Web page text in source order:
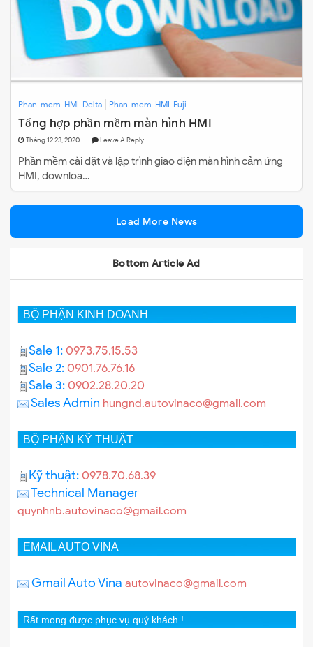
Phan-mem-HMI-Delta Phan-mem-HMI-Fuji
Tổng hợp phần mềm màn hình HMI
Tháng 12 23, 2020 Leave A Reply
Phần mềm cài đặt và lập trình giao diện màn hình cảm ứng
HMI, downloa…
Load More News
Bottom Article Ad
BỘ PHẬN KINH DOANH
Sale 1: 0973.75.15.53
Sale 2: 0901.76.76.16
Sale 3: 0902.28.20.20
Sales Admin hungnd.autovinaco@gmail.com
BỘ PHẬN KỸ THUẬT
Kỹ thuật: 0978.70.68.39
Technical Manager
quynhnb.autovinaco@gmail.com
EMAIL AUTO VINA
Gmail Auto Vina autovinaco@gmail.com
Rất mong được phục vụ quý khách !